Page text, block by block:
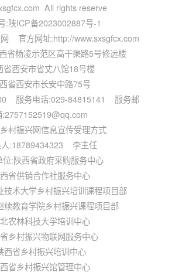
All rights reserve
:陕ICP备2023002887号-1
官方网址:http://www.sxsgfcx.com
省杨凌示范区高干渠路5号修远楼
省西安市省丈八馆18号楼
省西安市长安中路75号
服务电话:029-84815141 服务邮
:2757152519@qq.com
村振兴网信息宣传受理方式
人:18789434323 李主任
位:陕西省政府采购服务中心
省供销合作社服务中心
技术大学乡村振兴培训课程项目部
续教育学院乡村振兴课程项目部
农林科技大学培训中心
乡村振兴物联网服务中心
西省乡村振兴培训中心
省乡村振兴馆管理中心